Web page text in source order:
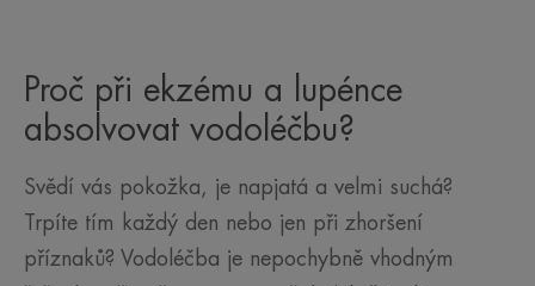
Proč při ekzému a lupénce
absolvovat vodoléčbu?
Svědí vás pokožka, je napjatá a velmi suchá?
Trpíte tím každý den nebo jen při zhoršení
příznaků? Vodoléčba je nepochybně vhodným